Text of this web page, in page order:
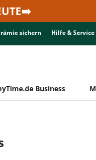
sichern Hilfe & Service
Business